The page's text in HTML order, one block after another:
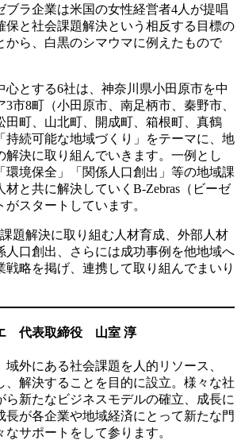
ブラ企業は米国の女性経営者4人が提唱
保と社会課題解決という相反する目標の
から、白黒のシマウマに例えたもので
とする6社は、神奈川県小田原市を中
市8町（小田原市、南足柄市、秦野市、
田町、山北町、開成町、箱根町、真鶴
持続可能な地域づくり」をテーマに、地
解決に取り組んでいきます。一例とし
環境保全」「関係人口創出」等の地域課
材と共に解決していくB-Zebras（ビーゼ
スタートしています。
題解決に取り組む人材育成、外部人材
人口創出、さらには成功事例を他地域へ
戦略を掲げ、連携して取り組んでまいり
エ 代表取締役 山室 淳
外にある社会課題を人的リソース、
、解決することを目的に設立。様々な社
ら新たなビジネスモデルの確立、成長に
長が各企業や地域経済にとって新たな門
サポートをして参ります。